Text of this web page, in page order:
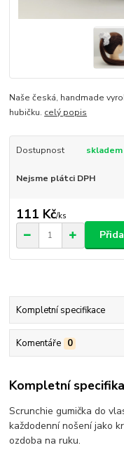
Naše česká, handmade
hubičku. celý popis
Dostupnost skladem
Nejsme plátci DPH
111 Kč/ks
Kompletní specifikace
Komentáře 0
Kompletní
Scrunchie gumička do
každodenní nošení jako
ozdoba na ruku.